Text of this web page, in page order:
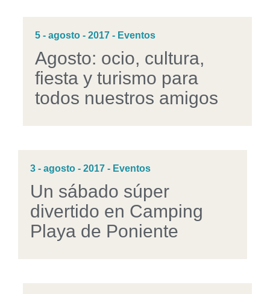
5 - agosto - 2017 - Eventos
Agosto: ocio, cultura,
fiesta y turismo para
todos nuestros amigos
3 - agosto - 2017 - Eventos
Un sábado súper
divertido en Camping
Playa de Poniente